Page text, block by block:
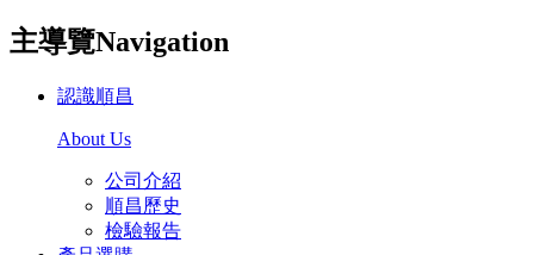
主導覽Navigation
認識順昌
About Us
公司介紹
順昌歷史
檢驗報告